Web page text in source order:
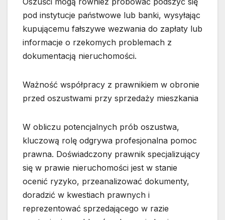
pod instytucje państwowe lub banki, wysyłając
kupującemu fałszywe wezwania do zapłaty lub
informacje o rzekomych problemach z
dokumentacją nieruchomości.
Ważność współpracy z prawnikiem w obronie
przed oszustwami przy sprzedaży mieszkania
W obliczu potencjalnych prób oszustwa,
kluczową rolę odgrywa profesjonalna pomoc
prawna. Doświadczony prawnik specjalizujący
się w prawie nieruchomości jest w stanie
ocenić ryzyko, przeanalizować dokumenty,
doradzić w kwestiach prawnych i
reprezentować sprzedającego w razie